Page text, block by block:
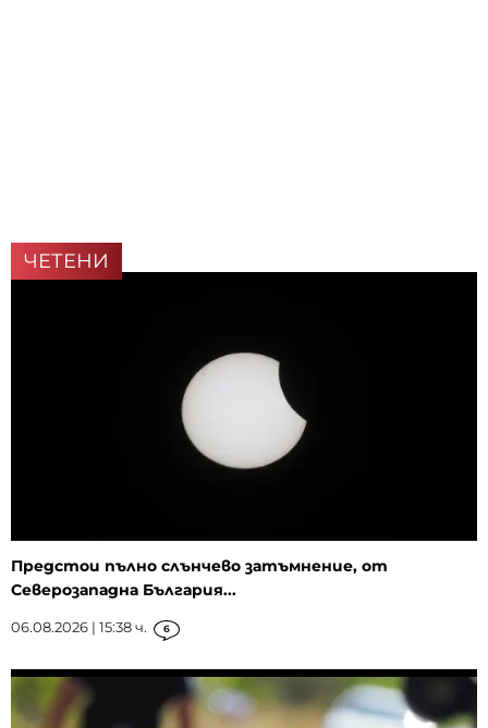
ЧЕТЕНИ
Предстои пълно слънчево затъмнение, от
Северозападна България...
06.08.2026 | 15:38 ч. 6